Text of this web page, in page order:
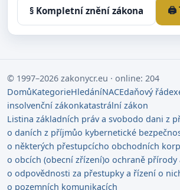
§ Kompletní znění zákona 🖨️
© 1997–2026 zakonycr.eu · online: 204
DomůKategorieHledáníNACEdaňový řád
insolvenční zákonkatastrální zákon
Listina základních práv a svobodo dani z
o daních z příjmůo kybernetické
o některých přestupcícho obchodních
o obcích (obecní zřízení)o ochraně přírody
o odpovědnosti za přestupky a řízení o
o pozemních komunikacích